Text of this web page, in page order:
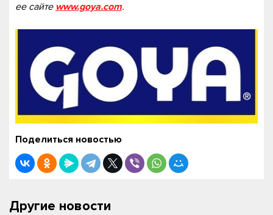
ее сайте www.goya.com.
Поделиться новостью
Другие новости